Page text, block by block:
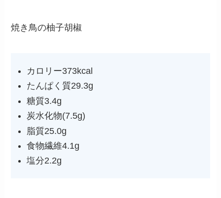
焼き鳥の柚子胡椒
カロリー373kcal
たんぱく質29.3g
糖質3.4g
炭水化物(7.5g)
脂質25.0g
食物繊維4.1g
塩分2.2g